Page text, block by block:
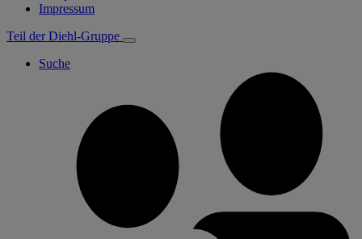
Impressum
Teil der Diehl-Gruppe
Suche